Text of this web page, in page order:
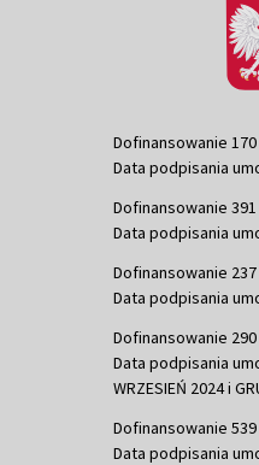
Dofinansowanie 170
Data podpisania
Dofinansowanie 391
Data podpisania
Dofinansowanie 237
Data podpisania
Dofinansowanie 290
Data podpisania
WRZESIEŃ 2024 i
Dofinansowanie 539
Data podpisania